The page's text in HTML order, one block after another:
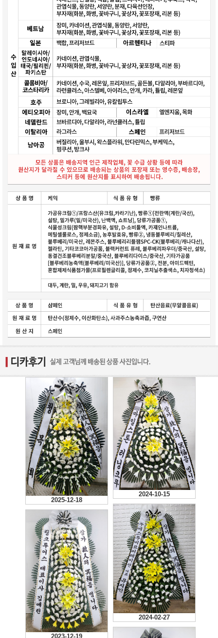
2025-12-18
2024-10-15
2024-02-27
2023-12-19